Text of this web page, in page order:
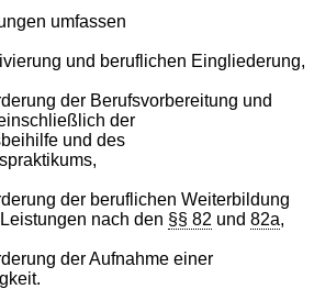
Arbeitsförderung
Arbeitsleben
Allgemeine Leistungen
umfassen
und beruflichen Eingliederung,
der Berufsvorbereitung und
der
und des
der beruflichen Weiterbildung
nach den §§ 82 und82a,
der Aufnahme einer